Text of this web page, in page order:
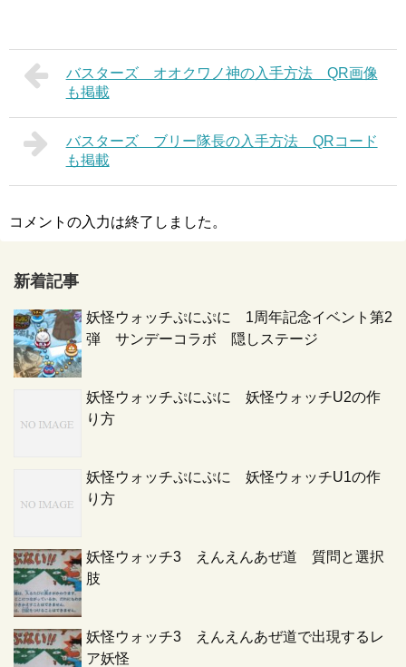
バスターズ オオクワノ神の入手方法 QR画像
も掲載
バスターズ ブリー隊長の入手方法 QRコード
も掲載
コメントの入力は終了しました。
新着記事
妖怪ウォッチぷにぷに 1周年記念イベント第2
弾 サンデーコラボ 隠しステージ
妖怪ウォッチぷにぷに 妖怪ウォッチU2の作
り方
妖怪ウォッチぷにぷに 妖怪ウォッチU1の作
り方
妖怪ウォッチ3 えんえんあぜ道 質問と選択
肢
妖怪ウォッチ3 えんえんあぜ道で出現するレ
ア妖怪